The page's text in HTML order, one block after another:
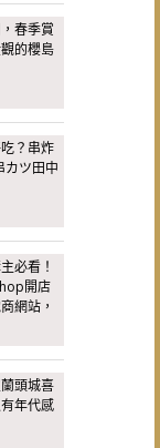
春季賞
的櫻島
？串炸
カツ田中
必看！
開店
網站，
頭城喜
年代感